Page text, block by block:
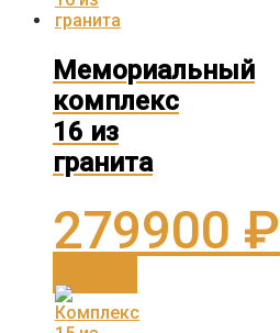
Мемориальный
комплекс
16 из
гранита
279900 ₽